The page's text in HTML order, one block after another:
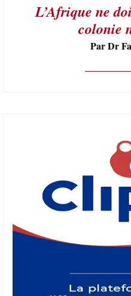
L’Afrique ne
colonie
Par Dr